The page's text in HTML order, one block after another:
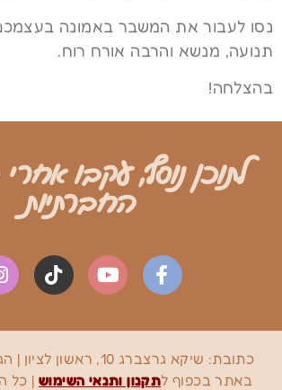
נסו לעבור את המשבר באמונה
תנועה, מנשא והרבה אורח רוח.
בהצלחה!
לתוכן נוסף, עקבו
החברתיות
כתובת: שיקא גרצברג 10, ראשון לציון
|
באתר בכפוף לתקנון ותנאי השימוש | כל